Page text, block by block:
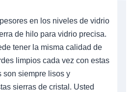
en los niveles de vidrio
de hilo para vidrio precisa.
tener la misma calidad de
limpios cada vez con estas
son siempre lisos y
sierras de cristal. Usted